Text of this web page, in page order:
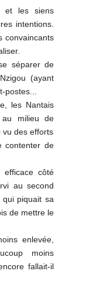
et les siens
intentions.
convaincants
séparer de
(ayant
les Nantais
au milieu de
vu des efforts
contenter de
efficace côté
au second
piquait sa
de mettre le
enlevée,
moins
fallait-il